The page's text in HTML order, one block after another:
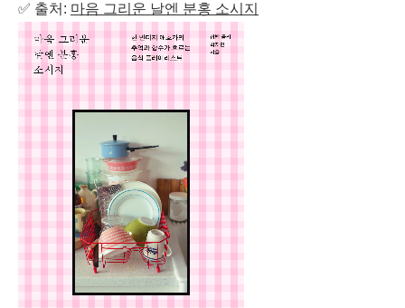
✅ 출처: 마음 그리운 날엔 분홍 소시지